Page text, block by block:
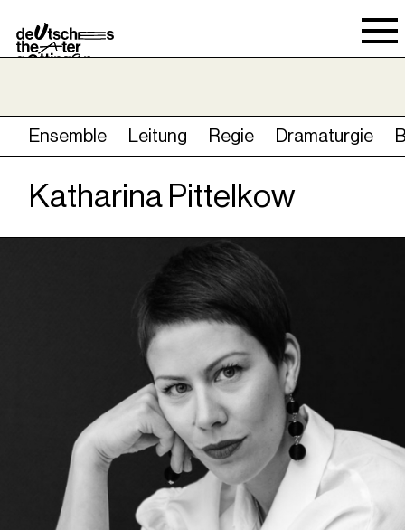
Spielraum
Ensemble Leitung Regie Dramaturgie
Katharina Pittelkow